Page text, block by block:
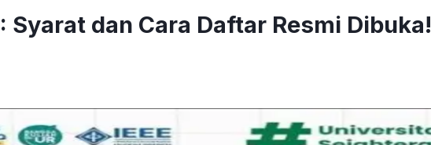
dan Cara Daftar Resmi Dibuka!